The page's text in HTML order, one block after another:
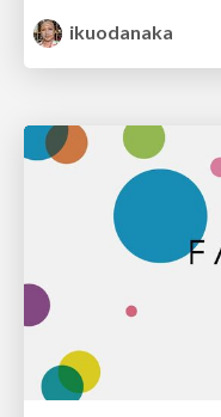
ikuodanaka